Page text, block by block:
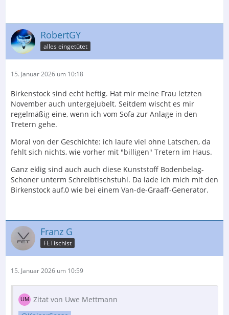
RobertGY
alles eingetütet
15. Januar 2026 um 10:18
Birkenstock sind echt heftig. Hat mir meine Frau letzten
November auch untergejubelt. Seitdem wischt es mir
regelmäßig eine, wenn ich vom Sofa zur Anlage in den
Tretern gehe.
Moral von der Geschichte: ich laufe viel ohne Latschen, da
fehlt sich nichts, wie vorher mit "billigen" Tretern im Haus.
Ganz eklig sind auch auch diese Kunststoff Bodenbelag-
Schoner unterm Schreibtischstuhl. Da lade ich mich mit den
Birkenstock auf,0 wie bei einem Van-de-Graaff-Generator.
Franz G
FETischist
15. Januar 2026 um 10:59
Zitat von Uwe Mettmann